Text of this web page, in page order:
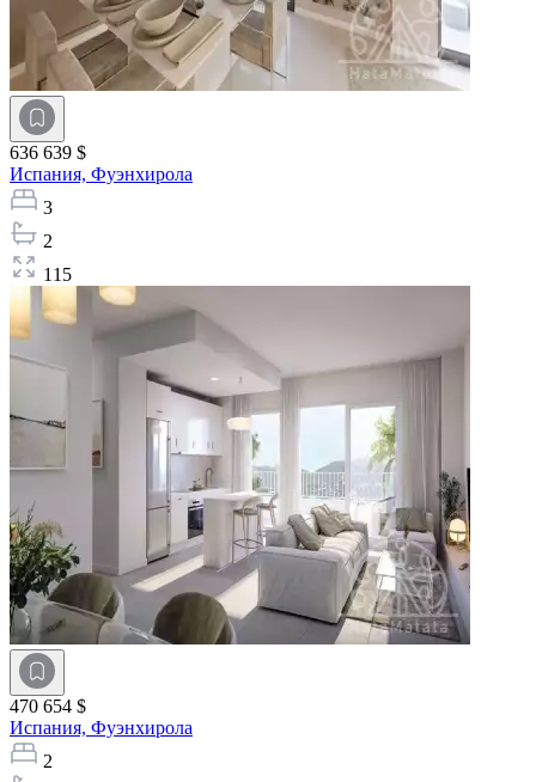
636 639 $
Испания, Фуэнхирола
3
2
115
470 654 $
Испания, Фуэнхирола
2